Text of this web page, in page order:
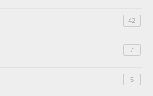
42
7
5